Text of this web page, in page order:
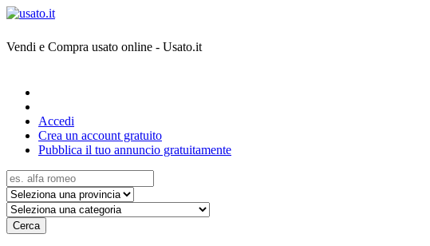
Vendi e Compra usato online - Usato.it
Accedi
Crea un account gratuito
Pubblica il tuo annuncio gratuitamente
Cerca